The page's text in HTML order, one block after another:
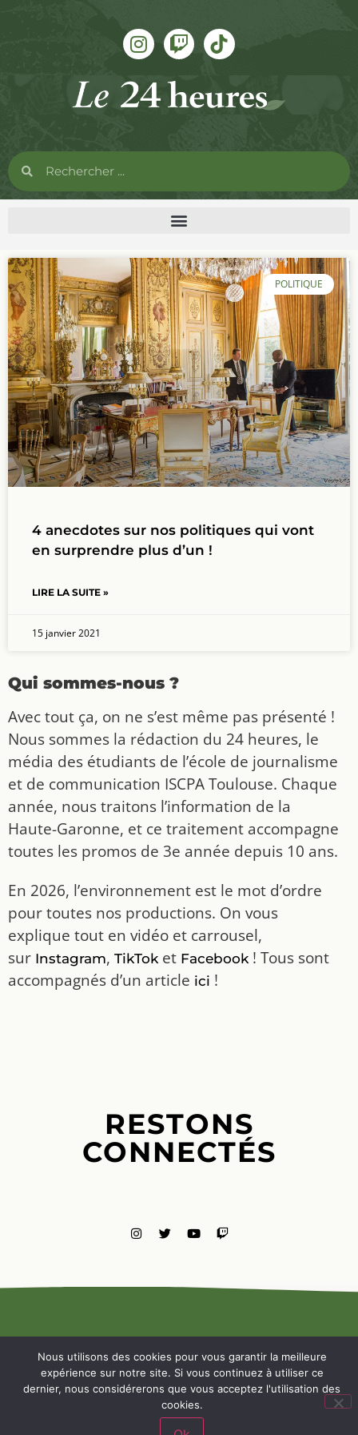
POLITIQUE
4 anecdotes sur nos politiques qui vont
en surprendre plus d’un !
LIRE LA SUITE »
15 janvier 2021
Qui sommes-nous ?
Avec tout ça, on ne s’est même pas présenté !
Nous sommes la rédaction du 24 heures, le
média des étudiants de l’école de journalisme
et de communication ISCPA Toulouse. Chaque
année, nous traitons l’information de la
Haute-Garonne, et ce traitement accompagne
toutes les promos de 3e année depuis 10 ans.
En 2026, l’environnement est le mot d’ordre
pour toutes nos productions. On vous
explique tout en vidéo et carrousel,
sur Instagram, TikToket Facebook! Tous sont
accompagnés d’un article ici !
RESTONS
CONNECTÉS
MENTIONS
LÉGALES
NOUS
Nous utilisons des cookies pour vous garantir la meilleure
expérience sur notre site. Si vous continuez à utiliser ce
dernier, nous considérerons que vous acceptez l'utilisation des
cookies.